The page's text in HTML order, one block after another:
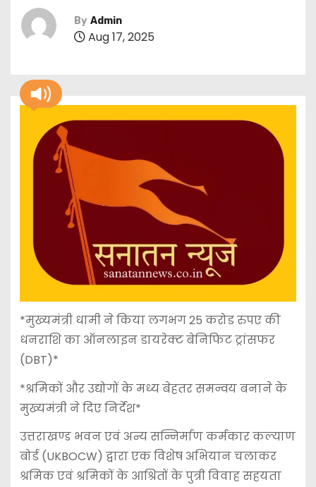
By Admin
Aug 17, 2025
*मुख्यमंत्री धामी ने किया लगभग 25 करोड रुपए की
धनराशि का ऑनलाइन डायरेक्ट बेनिफिट ट्रांसफर
(DBT)*
*श्रमिकों और उद्योगों के मध्य बेहतर समन्वय बनाने के
मुख्यमंत्री ने दिए निर्देश*
उत्तराखण्ड भवन एवं अन्य सन्निर्माण कर्मकार कल्याण
बोर्ड (UKBOCW) द्वारा एक विशेष अभियान चलाकर
श्रमिक एवं श्रमिकों के आश्रितों के पुत्री विवाह सहयता